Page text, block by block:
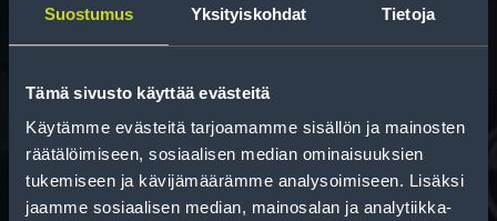
Suostumus Yksityiskohdat Tietoja
Tämä sivusto käyttää evästeitä
Käytämme evästeitä tarjoamamme sisällön ja mainosten
räätälöimiseen, sosiaalisen median ominaisuuksien
tukemiseen ja kävijämäärämme analysoimiseen. Lisäksi
jaamme sosiaalisen median, mainosalan ja analytiikka-
Rahoitus